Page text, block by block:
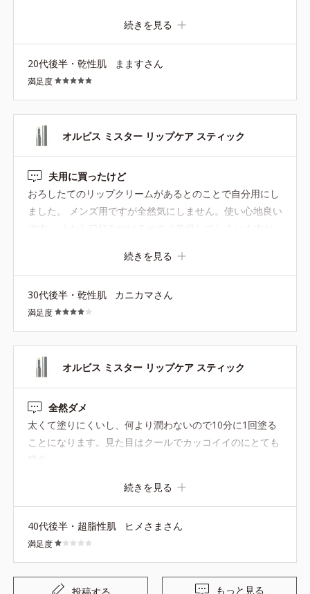
こいいですね、高級感もあります。 塗ると唇の荒れもおさ
いです！！！ぜひ詰め替えを！ご検討お願いします！！！
続きを見る
20代後半・乾性肌 まますさん
満足度
オルビス ミスター リップケア スティック
夫用に買ったけど
おろしたてのリップクリームがあるとのことで自分用にし
ました。 メンズ用ですが全然気にしません。使い心地良い
続きを見る
30代後半・乾性肌 カニカマさん
満足度
オルビス ミスター リップケア スティック
全然ダメ
太くて塗りにくいし、何より潤わないので10分に1回塗る
ことになります。見た目はクールでカッコイイのにとても
残念。
続きを見る
40代後半・超脂性肌 ヒメさまさん
満足度
もっと見る